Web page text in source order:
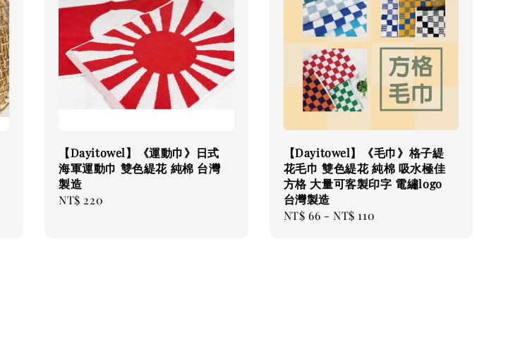
【Dayitowel】《運動巾》日式
海軍運動巾 雙色緹花 純棉 台灣
製造
Regular
NT$ 220
【Dayitowel】《毛巾》格子緹
花毛巾 雙色緹花 純棉 吸水極佳
方格 大量可客製印字 電繡logo
台灣製造
Regular
NT$ 66 - NT$ 110